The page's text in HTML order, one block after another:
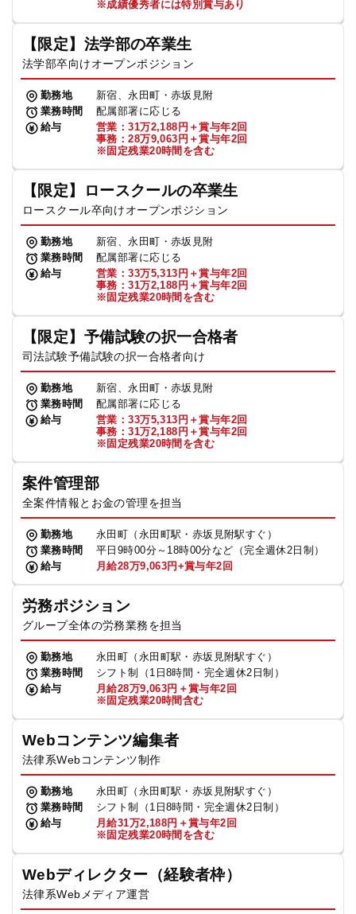
※成績優秀者には特別賞与あり
【限定】法学部の卒業生
法学部卒向けオープンポジション
勤務地
新宿、永田町・赤坂見附
業務時間
配属部署に応じる
給与
営業：31万2,188円＋賞与年2回
事務：28万9,063円＋賞与年2回
※固定残業20時間を含む
【限定】ロースクールの卒業生
ロースクール卒向けオープンポジション
勤務地
新宿、永田町・赤坂見附
業務時間
配属部署に応じる
給与
営業：33万5,313円＋賞与年2回
事務：31万2,188円＋賞与年2回
※固定残業20時間を含む
【限定】予備試験の択一合格者
司法試験予備試験の択一合格者向け
勤務地
新宿、永田町・赤坂見附
業務時間
配属部署に応じる
給与
営業：33万5,313円＋賞与年2回
事務：31万2,188円＋賞与年2回
※固定残業20時間を含む
案件管理部
全案件情報とお金の管理を担当
勤務地
永田町（永田町駅・赤坂見附駅すぐ）
業務時間
平日9時00分～18時00分など（完全週休2日制）
給与
月給28万9,063円+賞与年2回
労務ポジション
グループ全体の労務業務を担当
勤務地
永田町（永田町駅・赤坂見附駅すぐ）
業務時間
シフト制（1日8時間・完全週休2日制）
給与
月給28万9,063円＋賞与年2回
※固定残業20時間含む
Webコンテンツ編集者
法律系Webコンテンツ制作
勤務地
永田町（永田町駅・赤坂見附駅すぐ）
業務時間
シフト制（1日8時間・完全週休2日制）
給与
月給31万2,188円＋賞与年2回
※固定残業20時間を含む
Webディレクター（経験者枠）
法律系Webメディア運営